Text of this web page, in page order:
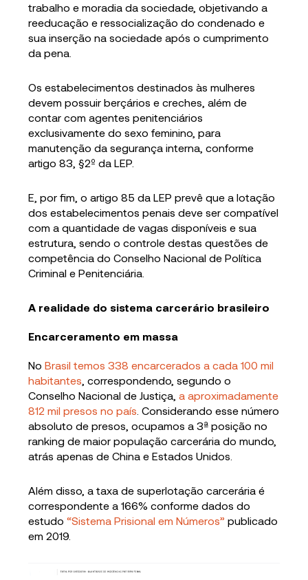
trabalho e moradia da sociedade, objetivando a
reeducação e ressocialização do condenado e
sua inserção na sociedade após o cumprimento
da pena.
Os estabelecimentos destinados às mulheres
devem possuir berçários e creches, além de
contar com agentes penitenciários
exclusivamente do sexo feminino, para
manutenção da segurança interna, conforme
artigo 83, §2º da LEP.
E, por fim, o artigo 85 da LEP prevê que a lotação
dos estabelecimentos penais deve ser compatível
com a quantidade de vagas disponíveis e sua
estrutura, sendo o controle destas questões de
competência do Conselho Nacional de Política
Criminal e Penitenciária.
A realidade do sistema carcerário brasileiro
Encarceramento em massa
NoBrasil temos 338 encarcerados a cada 100 mil
habitantes , correspondendo, segundo o
Conselho Nacional de Justiça,a aproximadamente
812 mil presos no país . Considerando esse número
absoluto de presos, ocupamos a 3ª posição no
ranking de maior população carcerária do mundo,
atrás apenas de China e Estados Unidos.
Além disso, a taxa de superlotação carcerária é
correspondente a 166% conforme dados do
estudo“Sistema Prisional em Números” publicado
em 2019.